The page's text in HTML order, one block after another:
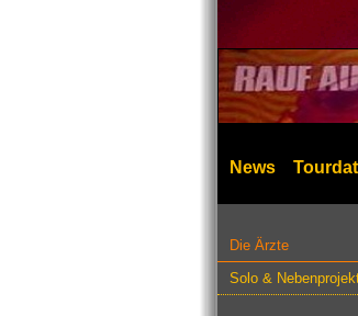
News
Die Ärzte
Solo &